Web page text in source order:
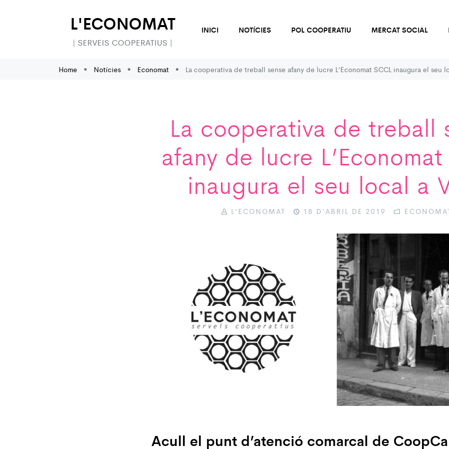
L'ECONOMAT
| SERVEIS COOPERATIUS |
INICI NOTÍCIES POL COOPERATIU MERCAT SOCIAL
Home Notícies Economat La cooperativa de treball sense afany de lucre L’Economat SCCL inaugura el seu
La cooperativa de treball
afany de lucre
inaugura el seu local a
L'ECONOMAT 18 D'ABRIL DE 2019
Acull el punt d’atenció comarcal de